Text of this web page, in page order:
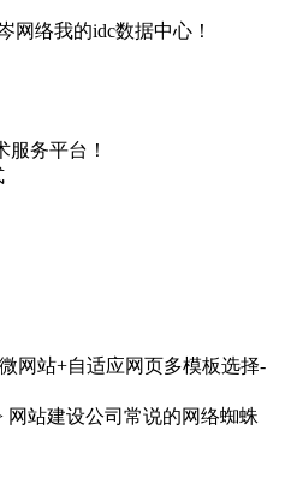
网络我的idc数据中心！
服务平台！
网站+自适应网页多模板选择-
网站建设公司常说的网络蜘蛛